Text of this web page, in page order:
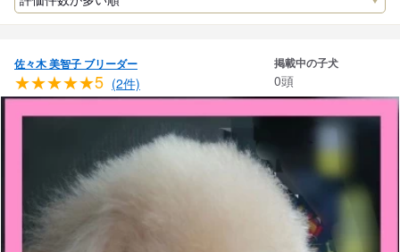
佐々木 美智子 ブリーダー
★★★★★5 (2件)
掲載中の子犬
0頭